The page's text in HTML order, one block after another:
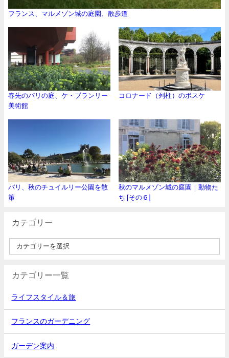
フランス、マルメゾン城の庭園、散歩道
春先のパリの庭、ケ・ブランリー
美術館
コロナード（列柱）のボスケ
パリ、秋のチュイルリー公園を散
策
秋のマルメゾン城の庭園｜動物た
ち [その６]
カテゴリー
カテゴリー一覧
ライフスタイル＆旅
フランスのガーデニング
ガーデン案内